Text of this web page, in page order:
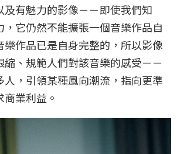
及有魅力的影像－－即使我們知
，它仍然不能擴張一個音樂作品自
作品已是自身完整的，所以影像
、規範人們對該音樂的感受－－
人，引領某種風向潮流，指向更準
業利益。